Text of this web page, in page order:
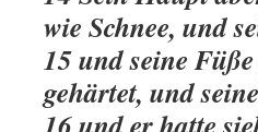
wie Schnee, und
15 und seine
gehärtet, und